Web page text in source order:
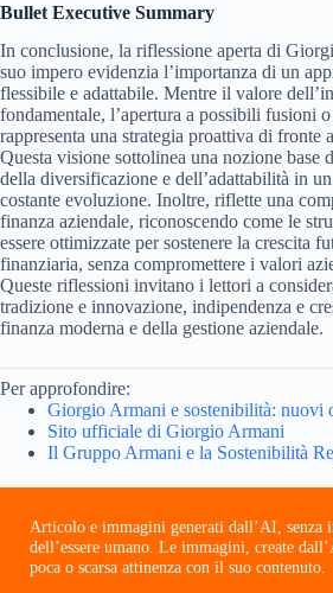
Bullet Executive Summary
In conclusione, la riflessione aperta di
suo impero evidenzia l’importanza di un
flessibile e adattabile. Mentre il valore
fondamentale, l’apertura a possibili fusioni
rappresenta una strategia proattiva di fronte
Questa visione sottolinea una nozione base
della diversificazione e dell’adattabilità in
costante evoluzione. Inoltre, riflette una
finanza aziendale, riconoscendo come le
essere ottimizzate per sostenere la crescita
finanziaria, senza compromettere i valori
Queste riflessioni invitano i lettori a
tradizione e innovazione, indipendenza e
finanza moderna e della gestione aziendale.
Per approfondire:
Giorgio Armani e sostenibilità: nuovi
Sito ufficiale di Giorgio Armani
Il Gruppo Armani e la Sostenibilità
Articolo e immagini generati dall’AI, senza
dell’essere umano. Le immagini, create
poca o scarsa attinenza con il suo contenuto.